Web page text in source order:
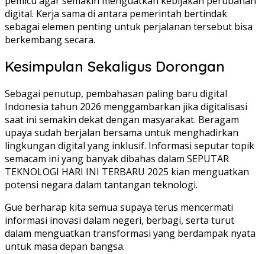
digital. Kerja sama di antara pemerintah bertindak
sebagai elemen penting untuk perjalanan tersebut bisa
berkembang secara.
Kesimpulan Sekaligus Dorongan
Sebagai penutup, pembahasan paling baru digital
Indonesia tahun 2026 menggambarkan jika digitalisasi
saat ini semakin dekat dengan masyarakat. Beragam
upaya sudah berjalan bersama untuk menghadirkan
lingkungan digital yang inklusif. Informasi seputar topik
semacam ini yang banyak dibahas dalam SEPUTAR
TEKNOLOGI HARI INI TERBARU 2025 kian menguatkan
potensi negara dalam tantangan teknologi.
Gue berharap kita semua supaya terus mencermati
informasi inovasi dalam negeri, berbagi, serta turut
dalam menguatkan transformasi yang berdampak nyata
untuk masa depan bangsa.